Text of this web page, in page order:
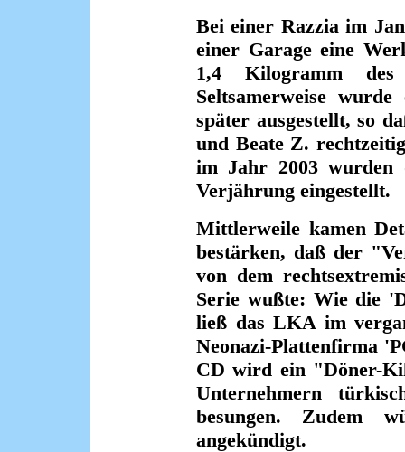
Bei einer Razzia im
einer Garage eine
1,4 Kilogramm des
Seltsamerweise
später ausgestellt, so
und Beate Z.
im Jahr 2003 wurden
Verjährung eingestellt.
Mittlerweile kamen
bestärken, daß der
von dem
Serie wußte: Wie die
ließ das LKA im
Neonazi-Plattenfirma
CD wird ein "Döner-
Unternehmern
besungen. Zudem
angekündigt.